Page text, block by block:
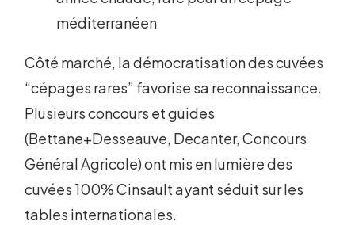
méditerranéen
Côté marché, la démocratisation des cuvées
“cépages rares” favorise sa reconnaissance.
Plusieurs concours et guides
(Bettane+Desseauve, Decanter, Concours
Général Agricole) ont mis en lumière des
cuvées 100% Cinsault ayant séduit sur les
tables internationales.